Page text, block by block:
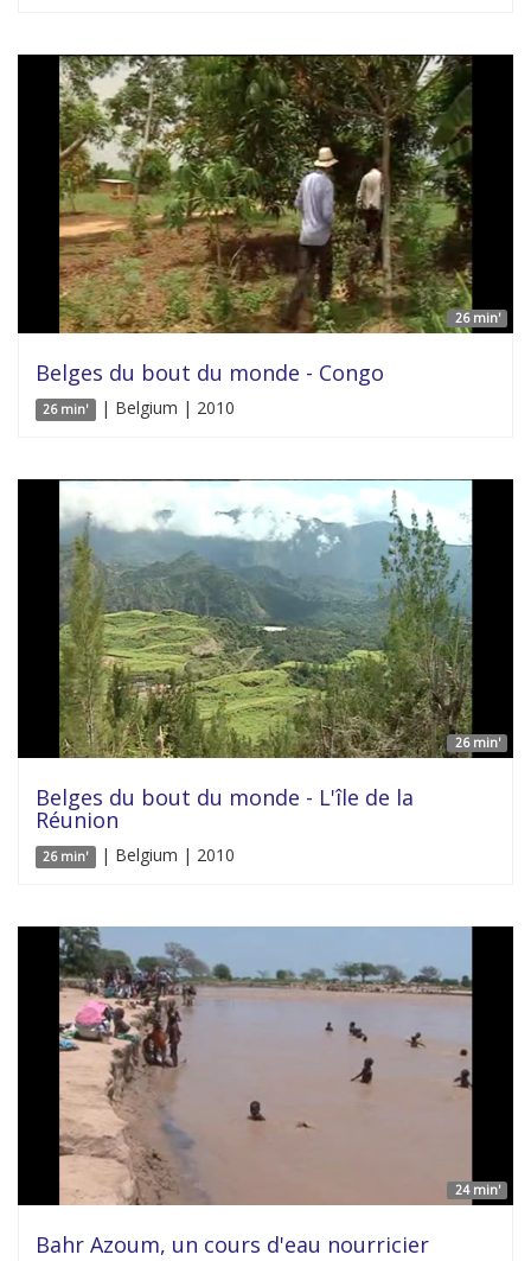
26 min'
Belges du bout du monde - Congo
26 min' | Belgium | 2010
26 min'
Belges du bout du monde - L'île de la
Réunion
26 min' | Belgium | 2010
24 min'
Bahr Azoum, un cours d'eau nourricier